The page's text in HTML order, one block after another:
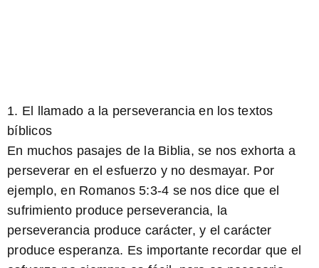
1. El llamado a la perseverancia en los textos
bíblicos
En muchos pasajes de la Biblia, se nos exhorta a
perseverar en el esfuerzo y no desmayar. Por
ejemplo, en Romanos 5:3-4 se nos dice que el
sufrimiento produce perseverancia, la
perseverancia produce carácter, y el carácter
produce esperanza. Es importante recordar que el